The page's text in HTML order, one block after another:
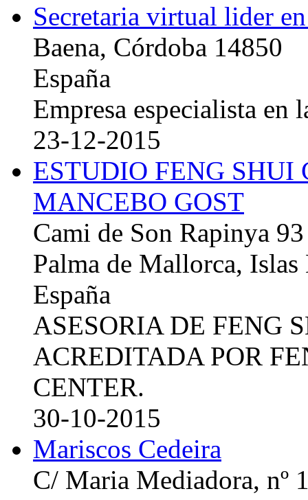
Secretaria virtual lider
Baena, Córdoba 14850
España
Empresa especialista en
23-12-2015
ESTUDIO FENG
MANCEBO GOST
Cami de Son Rapinya 93
Palma de Mallorca, Islas
España
ASESORIA DE FENG
ACREDITADA POR
CENTER.
30-10-2015
Mariscos Cedeira
C/ Maria Mediadora, nº